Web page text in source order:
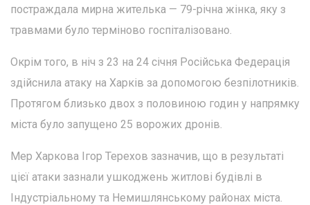
постраждала мирна жителька — 79-річна жінка, яку з
травмами було терміново госпіталізовано.
Окрім того, в ніч з 23 на 24 січня Російська Федерація
здійснила атаку на Харків за допомогою безпілотників.
Протягом близько двох з половиною годин у напрямку
міста було запущено 25 ворожих дронів.
Мер Харкова Ігор Терехов зазначив, що в результаті
цієї атаки зазнали ушкоджень житлові будівлі в
Індустріальному та Немишлянському районах міста.